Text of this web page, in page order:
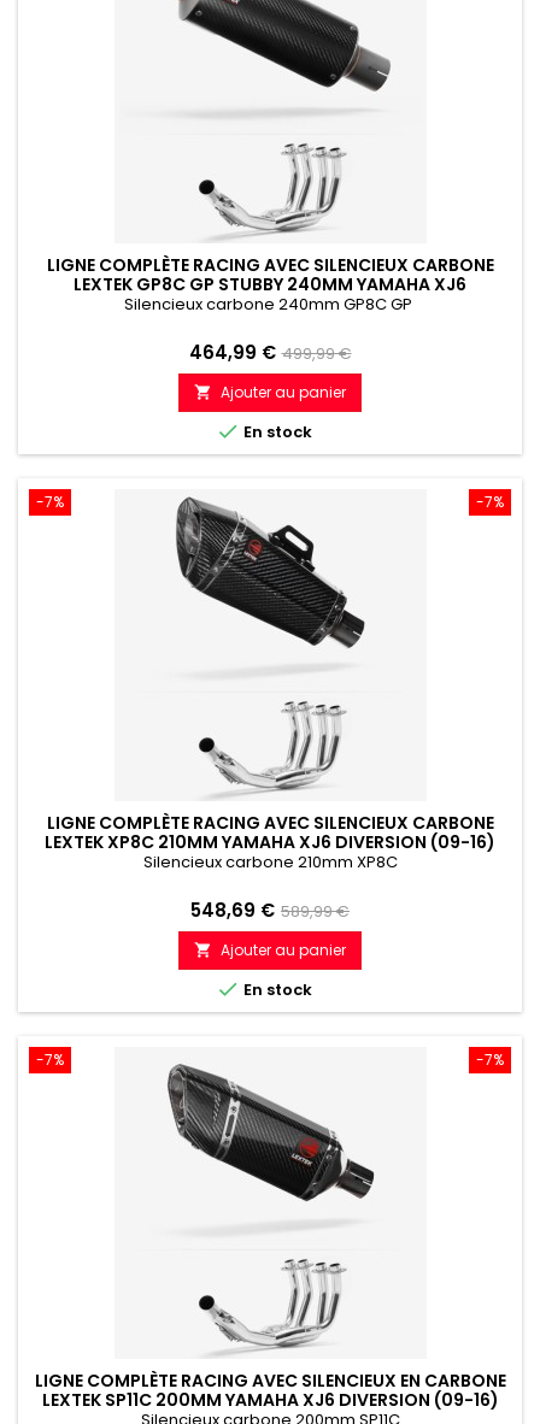
LIGNE COMPLÈTE RACING AVEC SILENCIEUX CARBONE
LEXTEK GP8C GP STUBBY 240MM YAMAHA XJ6
DIVERSION (09-16)
Silencieux carbone 240mm GP8C GP
Prix
464,99 € Prix
de
référence
499,99 €
 Ajouter au panier
 En stock
-7%
-7%
LIGNE COMPLÈTE RACING AVEC SILENCIEUX CARBONE
LEXTEK XP8C 210MM YAMAHA XJ6 DIVERSION (09-16)
Silencieux carbone 210mm XP8C
Prix
548,69 € Prix
de
référence
589,99 €
 Ajouter au panier
 En stock
-7%
-7%
LIGNE COMPLÈTE RACING AVEC SILENCIEUX EN CARBONE
LEXTEK SP11C 200MM YAMAHA XJ6 DIVERSION (09-16)